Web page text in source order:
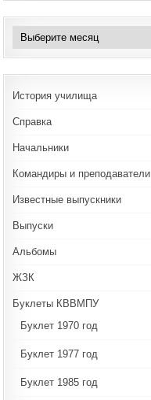
Архивы
История училища
Справка
Начальники
Командиры и преподаватели
Известные выпускники
Выпуски
Альбомы
ЖЗК
Буклеты КВВМПУ
Буклет 1970 год
Буклет 1977 год
Буклет 1985 год